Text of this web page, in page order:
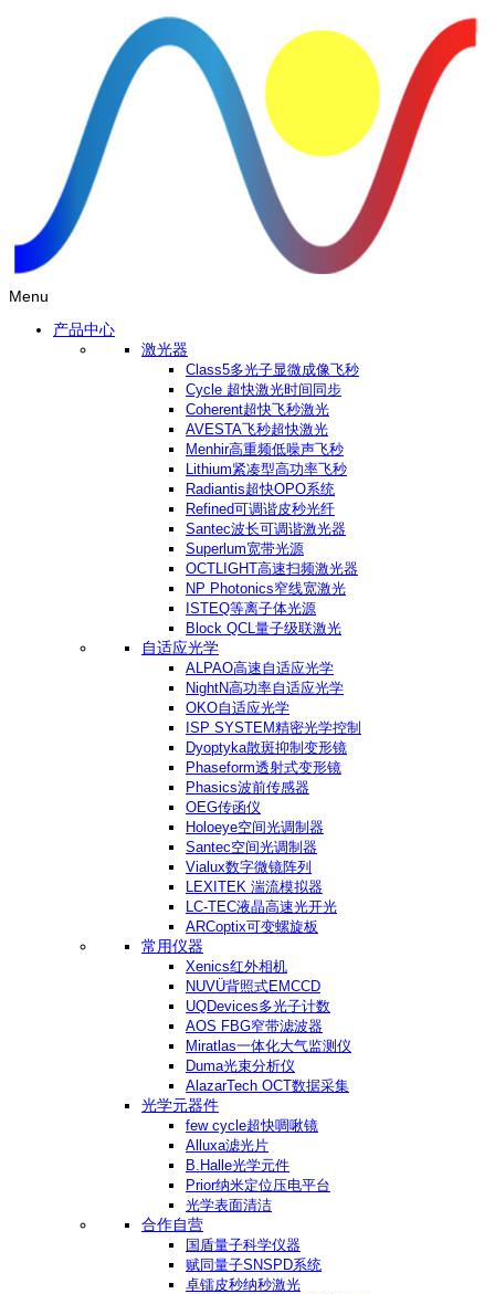
Menu
产品中心
激光器
Class5多光子显微成像飞秒
Cycle 超快激光时间同步
Coherent超快飞秒激光
AVESTA飞秒超快激光
Menhir高重频低噪声飞秒
Lithium紧凑型高功率飞秒
Radiantis超快OPO系统
Refined可调谐皮秒光纤
Santec波长可调谐激光器
Superlum宽带光源
OCTLIGHT高速扫频激光器
NP Photonics窄线宽激光
ISTEQ等离子体光源
Block QCL量子级联激光
自适应光学
ALPAO高速自适应光学
NightN高功率自适应光学
OKO自适应光学
ISP SYSTEM精密光学控制
Dyoptyka散斑抑制变形镜
Phaseform透射式变形镜
Phasics波前传感器
OEG传函仪
Holoeye空间光调制器
Santec空间光调制器
Vialux数字微镜阵列
LEXITEK 湍流模拟器
LC-TEC液晶高速光开光
ARCoptix可变螺旋板
常用仪器
Xenics红外相机
NUVÜ背照式EMCCD
UQDevices多光子计数
AOS FBG窄带滤波器
Miratlas一体化大气监测仪
Duma光束分析仪
AlazarTech OCT数据采集
光学元器件
few cycle超快啁啾镜
Alluxa滤光片
B.Halle光学元件
Prior纳米定位压电平台
光学表面清洁
合作自营
国盾量子科学仪器
赋同量子SNSPD系统
卓镭皮秒纳秒激光